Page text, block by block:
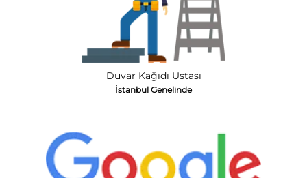
Duvar Kağıdı Ustası
İstanbul Genelinde